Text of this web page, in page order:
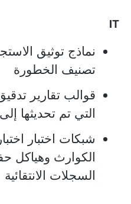
IT
نماذج توثيق
تصنيف الخطورة
قوالب تقارير
التي تم تحديثها
شبكات اختبار
الكوارث وهياكل
السجلات الانتقائية